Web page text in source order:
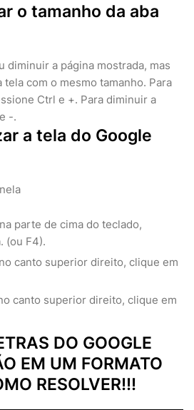
o tamanho da aba
diminuir a página mostrada, mas
com o mesmo tamanho. Para
Ctrl e +. Para diminuir a
-.
a tela do Google
parte de cima do teclado,
(ou F4).
canto superior direito, clique em
canto superior direito, clique em
DO GOOGLE
EM UM FORMATO
RESOLVER!!!